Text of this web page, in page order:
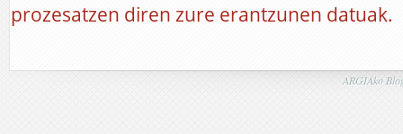
prozesatzen diren zure erantzunen datuak.
ARGIAko